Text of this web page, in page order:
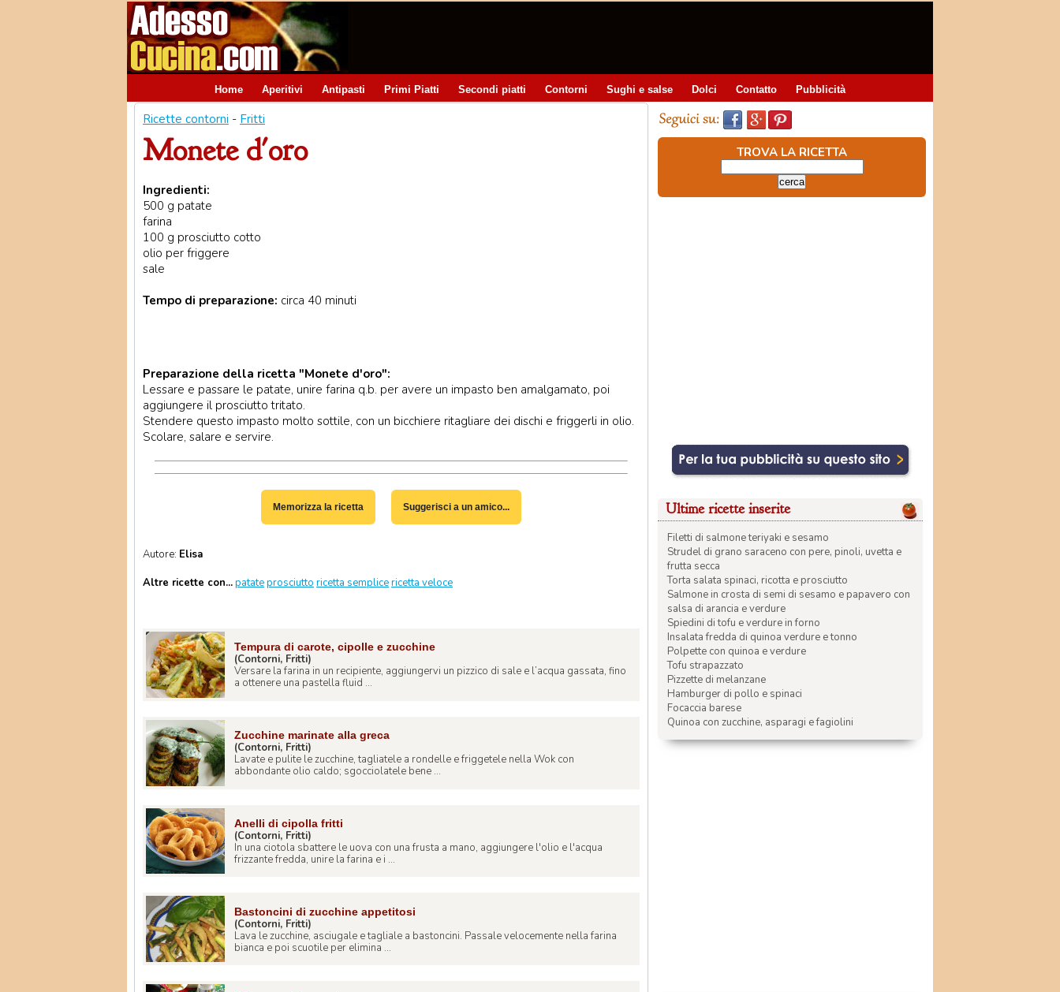
Home Aperitivi Antipasti Primi Piatti Secondi piatti Contorni Sughi e salse Dolci Contatto Pubblicità
Ricette contorni - Fritti
Monete d'oro
Ingredienti:
500 g patate
farina
100 g prosciutto cotto
olio per friggere
sale
Tempo di preparazione: circa 40 minuti
Preparazione della ricetta "Monete d'oro":
Lessare e passare le patate, unire farina q.b. per avere un impasto ben amalgamato, poi
aggiungere il prosciutto tritato.
Stendere questo impasto molto sottile, con un bicchiere ritagliare dei dischi e friggerli in olio.
Scolare, salare e servire.
Memorizza la ricetta Suggerisci a un amico...
Autore: Elisa
Altre ricette con...patateprosciutto ricetta semplicericetta veloce
Tempura di carote, cipolle e zucchine
(Contorni, Fritti)
Versare la farina in un recipiente, aggiungervi un pizzico di sale e l’acqua gassata, fino
a ottenere una pastella fluid ...
Zucchine marinate alla greca
(Contorni, Fritti)
Lavate e pulite le zucchine, tagliatele a rondelle e friggetele nella Wok con
abbondante olio caldo; sgocciolatele bene ...
Anelli di cipolla fritti
(Contorni, Fritti)
In una ciotola sbattere le uova con una frusta a mano, aggiungere l'olio e l'acqua
frizzante fredda, unire la farina e i ...
Bastoncini di zucchine appetitosi
(Contorni, Fritti)
Lava le zucchine, asciugale e tagliale a bastoncini. Passale velocemente nella farina
bianca e poi scuotile per elimina ...
TROVA LA RICETTA
Ultime ricette inserite
Filetti di salmone teriyaki e sesamo
Strudel di grano saraceno con pere, pinoli, uvetta e
frutta secca
Torta salata spinaci, ricotta e prosciutto
Salmone in crosta di semi di sesamo e papavero con
salsa di arancia e verdure
Spiedini di tofu e verdure in forno
Insalata fredda di quinoa verdure e tonno
Polpette con quinoa e verdure
Tofu strapazzato
Pizzette di melanzane
Hamburger di pollo e spinaci
Focaccia barese
Quinoa con zucchine, asparagi e fagiolini